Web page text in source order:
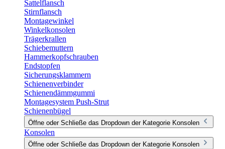
Sattelflansch
Stirnflansch
Montagewinkel
Winkelkonsolen
Trägerkrallen
Schiebemuttern
Hammerkopfschrauben
Endstopfen
Sicherungsklammern
Schienenverbinder
Schienendämmgummi
Montagesystem Push-Strut
Schienenbügel
Öffne oder Schließe das Dropdown der Kategorie Konsolen
Konsolen
Öffne oder Schließe das Dropdown der Kategorie Konsolen